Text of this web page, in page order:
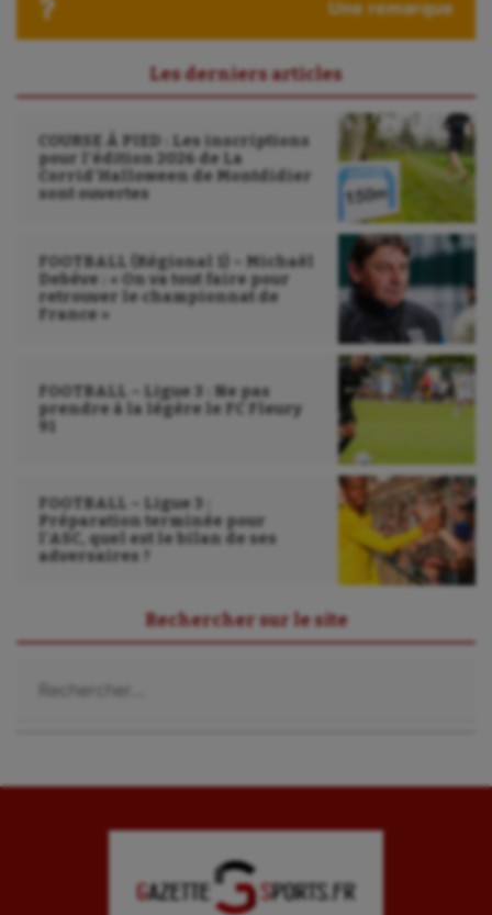
Sport-santé
Tir à l'arc
Triathlon
UNSS
Water-polo
Une remarque
Les derniers articles
COURSE À PIED : Les inscriptions
pour l’édition 2026 de La
Corrid’Halloween de Montdidier
sont ouvertes
FOOTBALL (Régional 1) – Michaël
Debève : « On va tout faire pour
retrouver le championnat de
France »
FOOTBALL – Ligue 3 : Ne pas
prendre à la légère le FC Fleury
91
FOOTBALL – Ligue 3 :
Préparation terminée pour
l’ASC, quel est le bilan de ses
adversaires ?
Rechercher sur le site